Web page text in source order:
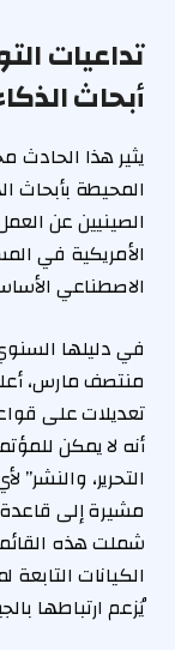
تداعيات
أبحاث
يثير هذا الحادث
المحيطة بأبحاث
الصينيين عن
الأمريكية في
الاصطناعي
في دليلها
تعديلات على
أنه لا يمكن
التحرير،
مشيرة إلى قاعدة
شملت هذه
الكيانات
يُزعم ارتباطها